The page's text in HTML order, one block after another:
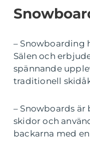
– Snowboarding
Sälen och
spännande
traditionell
– Snowboards är
skidor och
backarna med